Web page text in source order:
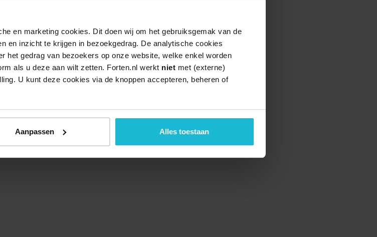
en marketing cookies. Dit doen wij om het gebruiksgemak van de
en inzicht te krijgen in bezoekgedrag. De analytische cookies
het gedrag van bezoekers op onze website, welke enkel worden
als u deze aan wilt zetten. Forten.nl werkt niet met (externe)
U kunt deze cookies via de knoppen accepteren, beheren of
Aanpassen Alles toestaan
Disclaimer Contact Forten.nl wordt ondersteund door de